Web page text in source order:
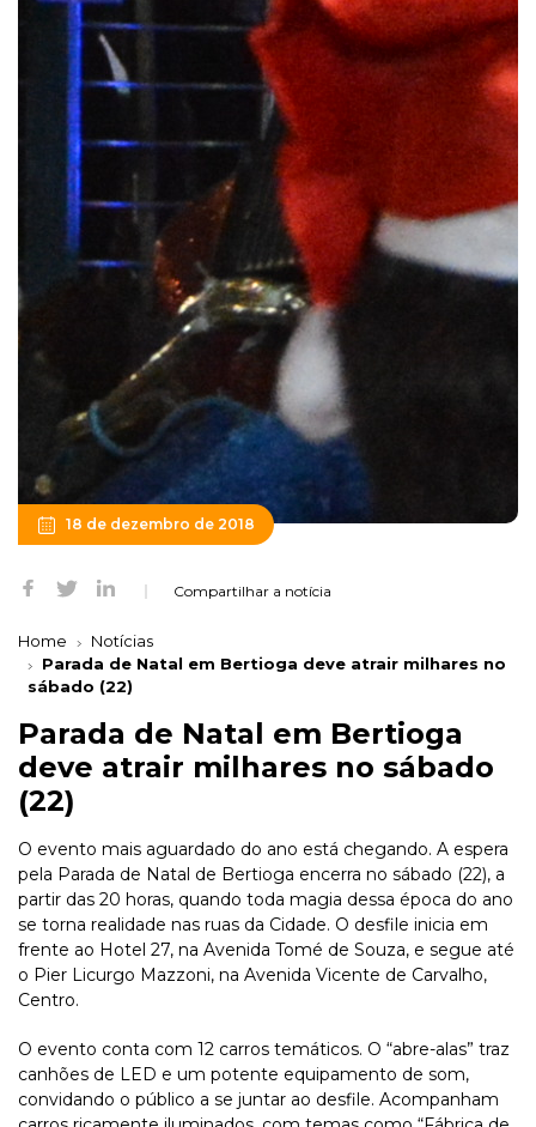
18 de dezembro de 2018
Compartilhar a notícia
Home
Notícias
Parada de Natal em Bertioga deve atrair milhares no
sábado (22)
Parada de Natal em Bertioga
deve atrair milhares no sábado
(22)
O evento mais aguardado do ano está chegando. A espera
pela Parada de Natal de Bertioga encerra no sábado (22), a
partir das 20 horas, quando toda magia dessa época do ano
se torna realidade nas ruas da Cidade. O desfile inicia em
frente ao Hotel 27, na Avenida Tomé de Souza, e segue até
o Pier Licurgo Mazzoni, na Avenida Vicente de Carvalho,
Centro.
O evento conta com 12 carros temáticos. O “abre-alas” traz
canhões de LED e um potente equipamento de som,
convidando o público a se juntar ao desfile. Acompanham